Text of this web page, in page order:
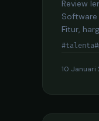
Review
Software
Fitur,
daftar.
#talenta
10 Januari